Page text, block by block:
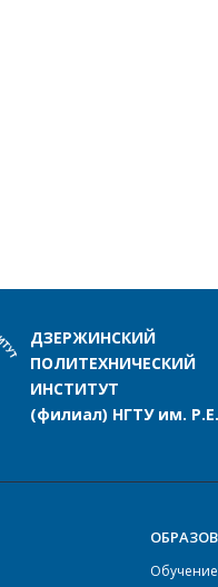
ДЗЕРЖИНСКИЙ
ПОЛИТЕХНИЧЕСКИЙ
ИНСТИТУТ
(филиал) НГТУ им.
Обучение